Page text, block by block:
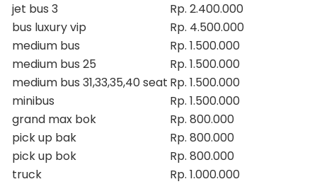
jet bus 3
Rp. 2.400.000
bus luxury vip
Rp. 4.500.000
medium bus
Rp. 1.500.000
medium bus 25
Rp. 1.500.000
medium bus 31,33,35,40 seat Rp. 1.500.000
minibus
Rp. 1.500.000
grand max bok
Rp. 800.000
pick up bak
Rp. 800.000
pick up bok
Rp. 800.000
truck
Rp. 1.000.000